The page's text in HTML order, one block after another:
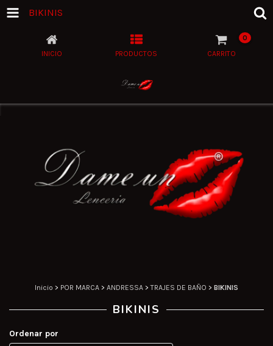
BIKINIS
INICIO PRODUCTOS CARRITO
0
Inicio > POR MARCA > ANDRESSA > TRAJES DE BAÑO > BIKINIS
BIKINIS
Ordenar por